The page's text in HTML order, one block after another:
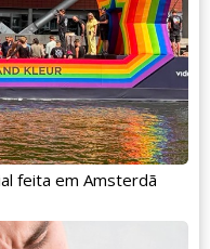
feita em Amsterdã